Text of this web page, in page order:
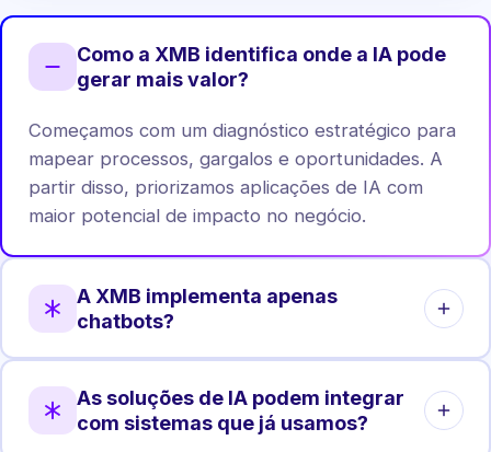
Como a XMB identifica onde a IA pode
gerar mais valor?
Começamos com um diagnóstico estratégico para
mapear processos, gargalos e oportunidades. A
partir disso, priorizamos aplicações de IA com
maior potencial de impacto no negócio.
A XMB implementa apenas
chatbots?
Atuamos em automação de processos, análise de
dados, agentes internos, integrações e
As soluções de IA podem integrar
com sistemas que já usamos?